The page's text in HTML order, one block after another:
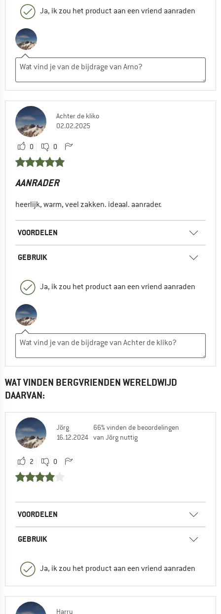
Ja, ik zou het product aan een vriend aanraden
Achter de kliko
02.02.2025
0 0
AANRADER
heerlijk, warm, veel zakken. ideaal. aanrader.
VOORDELEN
GEBRUIK
Ja, ik zou het product aan een vriend aanraden
WAT VINDEN BERGVRIENDEN WERELDWIJD
DAARVAN:
Jörg
16.12.2024
66% vinden de beoordelingen
van Jörg nuttig
2 0
VOORDELEN
GEBRUIK
Ja, ik zou het product aan een vriend aanraden
Harry